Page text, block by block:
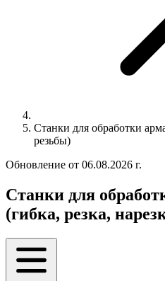
Станки для обработки
резьбы)
Обновление от 06.08.2026 г.
Станки для
(гибка, резка,